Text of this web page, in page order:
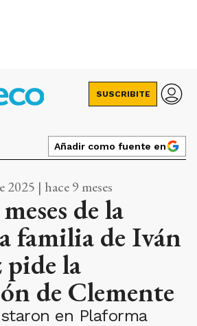
SUSCRIBITE
Añadir como fuente en
2025 | hace 9 meses
de la
familia de Iván
pide la
de Clemente
en Plaforma